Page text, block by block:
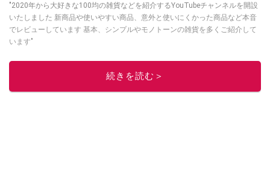
"2020年から大好きな100均の雑貨などを紹介するYouTubeチャンネルを開設
いたしました 新商品や使いやすい商品、意外と使いにくかった商品など本音
でレビューしています 基本、シンプルやモノトーンの雑貨を多くご紹介して
います"
このイチオシストの他の記事を読む
続きを読む＞